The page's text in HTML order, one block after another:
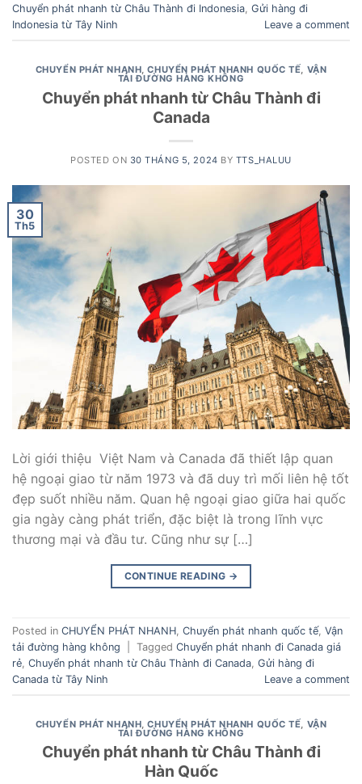
Chuyển phát nhanh từ Châu Thành đi Indonesia, Gửi hàng đi
Indonesia từ Tây Ninh
Leave a comment
CHUYỂN PHÁT NHANH,CHUYỂN PHÁT NHANH QUỐC TẾ, VẬN
TẢI ĐƯỜNG HÀNG KHÔNG
Chuyển phát nhanh từ Châu Thành đi
Canada
POSTED ON 30 THÁNG 5, 2024 BY TTS_HALUU
30
Th5
Lời giới thiệu Việt Nam và Canada đã thiết lập quan
hệ ngoại giao từ năm 1973 và đã duy trì mối liên hệ tốt
đẹp suốt nhiều năm. Quan hệ ngoại giao giữa hai quốc
gia ngày càng phát triển, đặc biệt là trong lĩnh vực
thương mại và đầu tư. Cũng như sự […]
CONTINUE READING →
Posted in CHUYỂN PHÁT NHANH Chuyển phát nhanh quốc tế Vận
tải đường hàng không
Tagged Chuyển phát nhanh đi Canada giá
rẻ Chuyển phát nhanh từ Châu Thành đi Canada Gửi hàng đi
Canada từ Tây Ninh
Leave a comment
CHUYỂN PHÁT NHANH ,CHUYỂN PHÁT NHANH QUỐC TẾ VẬN
TẢI ĐƯỜNG HÀNG KHÔNG
Chuyển phát nhanh từ Châu Thành đi
Hàn Quốc